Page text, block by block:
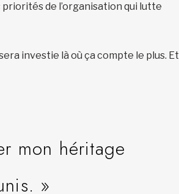
de l’organisation qui lutte
investie là où ça compte le plus. Et
mon héritage
»